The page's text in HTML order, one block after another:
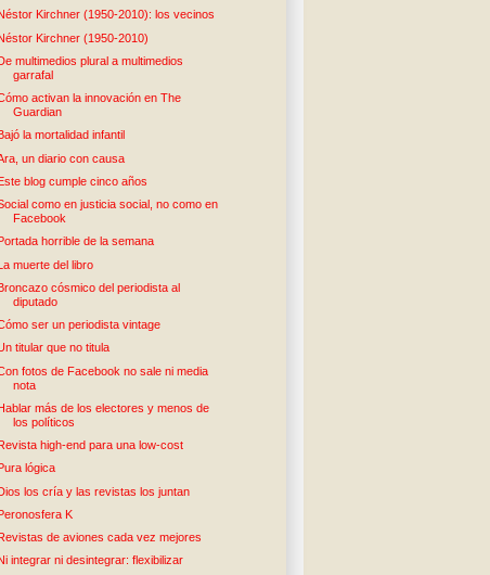
Kirchner (1950-2010): los vecinos
Kirchner (1950-2010)
multimedios plural a multimedios
garrafal
activan la innovación en The
Guardian
Bajó la mortalidad infantil
un diario con causa
blog cumple cinco años
como en justicia social, no como en
Facebook
Portada horrible de la semana
muerte del libro
cósmico del periodista al
diputado
ser un periodista vintage
titular que no titula
fotos de Facebook no sale ni media
nota
más de los electores y menos de
los políticos
high-end para una low-cost
Pura lógica
los cría y las revistas los juntan
K
de aviones cada vez mejores
integrar ni desintegrar: flexibilizar